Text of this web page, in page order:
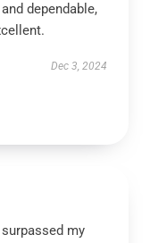
dependable,
Dec 3, 2024
my